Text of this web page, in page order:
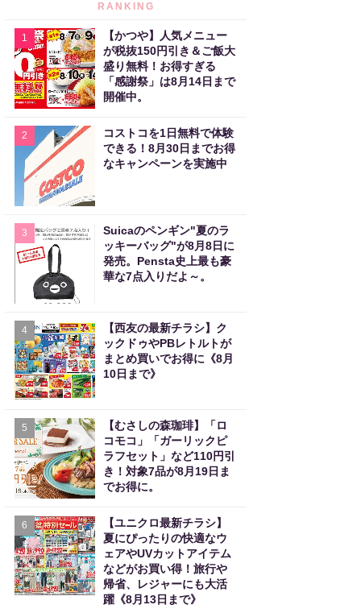
RANKING
1
【かつや】人気メニュー
が税抜150円引き＆ご飯大
盛り無料！お得すぎる
「感謝祭」は8月14日まで
開催中。
2
コストコを1日無料で体験
できる！8月30日までお得
なキャンペーンを実施中
3
Suicaのペンギン"夏のラ
ッキーバッグ"が8月8日に
発売。Pensta史上最も豪
華な7点入りだよ～。
4
【西友の最新チラシ】ク
ックドゥやPBレトルトが
まとめ買いでお得に《8月
10日まで》
5
【むさしの森珈琲】「ロ
コモコ」「ガーリックピ
ラフセット」など110円引
き！対象7品が8月19日ま
でお得に。
6
【ユニクロ最新チラシ】
夏にぴったりの快適なウ
ェアやUVカットアイテム
などがお買い得！旅行や
帰省、レジャーにも大活
躍《8月13日まで》